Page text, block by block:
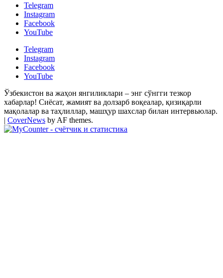
Telegram
Instagram
Facebook
YouTube
Telegram
Instagram
Facebook
YouTube
Ўзбекистон ва жаҳон янгиликлари – энг сўнгги тезкор
хабарлар! Сиёсат, жамият ва долзарб воқеалар, қизиқарли
мақолалар ва таҳлиллар, машҳур шахслар билан интервьюлар.
| CoverNews by AF themes.